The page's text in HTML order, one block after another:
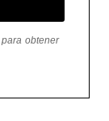
para obtener